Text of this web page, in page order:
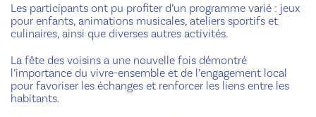
Les participants ont pu profiter d’un programme varié : jeux
pour enfants, animations musicales, ateliers sportifs et
culinaires, ainsi que diverses autres activités.
La fête des voisins a une nouvelle fois démontré
l’importance du vivre-ensemble et de l’engagement local
pour favoriser les échanges et renforcer les liens entre les
habitants.